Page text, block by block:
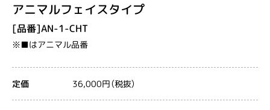
アニマルフェイスタイプ
[品番]AN-1-CHT
※■はアニマル品番
定価 36,000円（税抜）